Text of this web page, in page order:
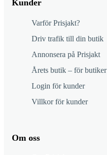
Kunder
Varför Prisjakt?
Driv trafik till din butik
Annonsera på Prisjakt
Årets butik – för butiker
Login för kunder
Villkor för kunder
Om oss